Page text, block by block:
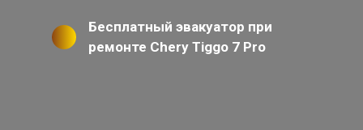
Бесплатный эвакуатор при
ремонте Chery Tiggo 7 Pro